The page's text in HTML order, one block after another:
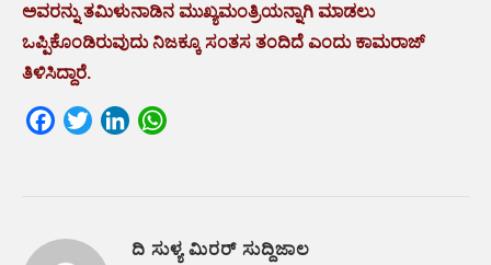
ಅವರನ್ನು ತಮಿಳುನಾಡಿನ ಮುಖ್ಯಮಂತ್ರಿಯನ್ನಾಗಿ ಮಾಡಲು
ಒಪ್ಪಿಕೊಂಡಿರುವುದು ನಿಜಕ್ಕೂ ಸಂತಸ ತಂದಿದೆ ಎಂದು ಕಾಮರಾಜ್
ತಿಳಿಸಿದ್ದಾರೆ.
FacebookTwitterLinkedIn
ದಿ ಸುಳ್ಯ ಮಿರರ್ ಸುದ್ದಿಜಾಲ